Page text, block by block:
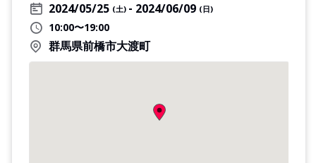
2024/05/25 (土) 2024/06/09 (日)
10:00〜19:00
群馬県前橋市大渡町